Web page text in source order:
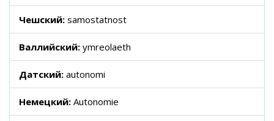
Чешский: samostatnost
Валлийский: ymreolaeth
Датский: autonomi
Немецкий: Autonomie